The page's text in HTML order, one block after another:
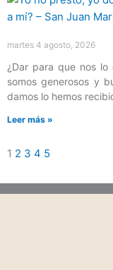
martes 4 agosto, 2026
¿Dar para que nos lo
somos generosos y
damos lo hemos
Leer más »
1 2 3 4 5